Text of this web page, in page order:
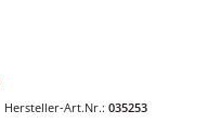
Hersteller-Art.Nr.: 035253